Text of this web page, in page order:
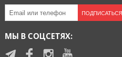
ПОДПИСАТЬСЯ
МЫ В СОЦСЕТЯХ: